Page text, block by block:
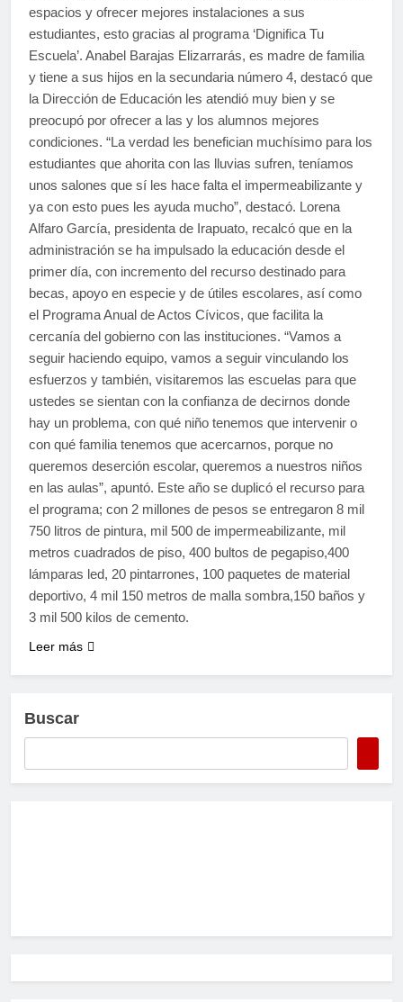
espacios y ofrecer mejores instalaciones a sus
estudiantes, esto gracias al programa ‘Dignifica Tu
Escuela’. Anabel Barajas Elizarrarás, es madre de familia
y tiene a sus hijos en la secundaria número 4, destacó que
la Dirección de Educación les atendió muy bien y se
preocupó por ofrecer a las y los alumnos mejores
condiciones. “La verdad les benefician muchísimo para los
estudiantes que ahorita con las lluvias sufren, teníamos
unos salones que sí les hace falta el impermeabilizante y
ya con esto pues les ayuda mucho”, destacó. Lorena
Alfaro García, presidenta de Irapuato, recalcó que en la
administración se ha impulsado la educación desde el
primer día, con incremento del recurso destinado para
becas, apoyo en especie y de útiles escolares, así como
el Programa Anual de Actos Cívicos, que facilita la
cercanía del gobierno con las instituciones. “Vamos a
seguir haciendo equipo, vamos a seguir vinculando los
esfuerzos y también, visitaremos las escuelas para que
ustedes se sientan con la confianza de decirnos donde
hay un problema, con qué niño tenemos que intervenir o
con qué familia tenemos que acercarnos, porque no
queremos deserción escolar, queremos a nuestros niños
en las aulas”, apuntó. Este año se duplicó el recurso para
el programa; con 2 millones de pesos se entregaron 8 mil
750 litros de pintura, mil 500 de impermeabilizante, mil
metros cuadrados de piso, 400 bultos de pegapiso,400
lámparas led, 20 pintarrones, 100 paquetes de material
deportivo, 4 mil 150 metros de malla sombra,150 baños y
3 mil 500 kilos de cemento.
Leer más
Buscar